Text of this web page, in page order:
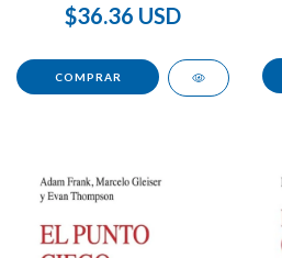
$36.36 USD